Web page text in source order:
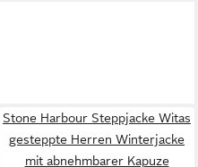
Stone Harbour Steppjacke Witas
gesteppte Herren Winterjacke
mit abnehmbarer Kapuze